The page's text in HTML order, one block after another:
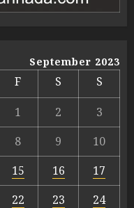
September 2023
F S
S
1
2
3
8 9
10
15 16
17
22 23
24